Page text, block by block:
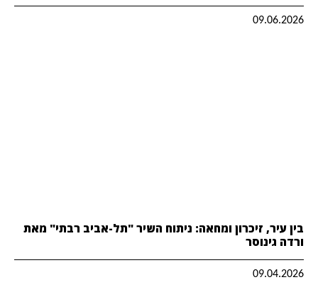
09.06.2026
בין עיר, זיכרון ומחאה: ניתוח השיר "תל-אביב רבתי" מאת
ורדה גינוסר
09.04.2026